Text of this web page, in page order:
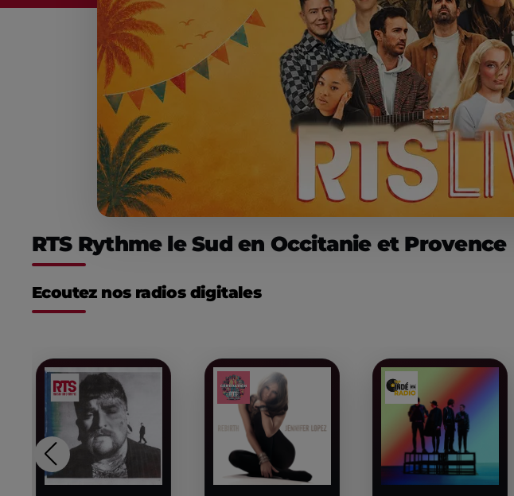
RTS Rythme le Sud en Occitanie et Provence
Ecoutez nos radios digitales